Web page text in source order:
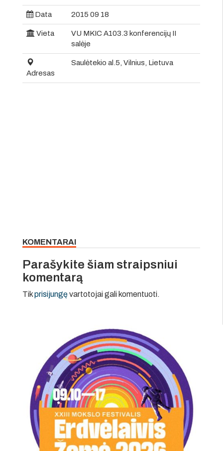
Data 2015 09 18
Vieta
VU MKIC A103.3 konferencijų II
salėje
Adresas
Saulėtekio al.5, Vilnius, Lietuva
KOMENTARAI
Parašykite šiam straipsniui
komentarą
Tikprisijungęvartotojai gali komentuoti.